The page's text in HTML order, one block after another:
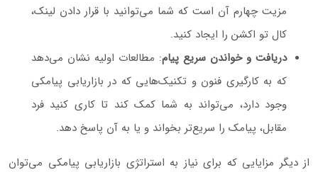
مزیت چهارم آن است که شما می‌توانید با قرار دادن لینک،
کال تو اکشن را ایجاد کنید.
دریافت و خواندن سریع پیام: مطالعات اولیه نشان می‌دهد
که به کارگیری فنون و تکنیک‌هایی که در بازاریابی پیامکی
وجود دارد، می‌تواند به شما کمک کند تا کاری کنید فرد
مقابل، پیامک را سریع‌تر بخواند و یا به آن پاسخ دهد.
از دیگر مزایایی که برای نیاز به استراتژی بازاریابی پیامکی می‌توان